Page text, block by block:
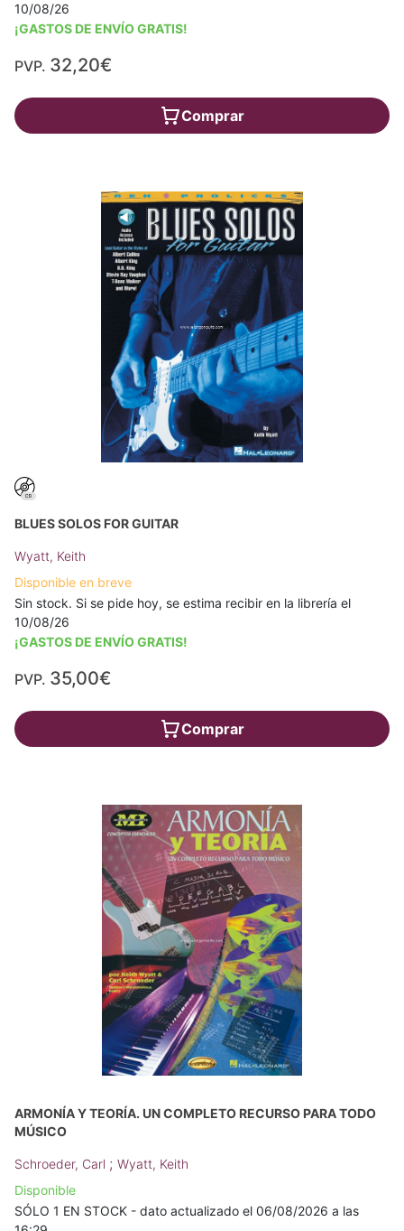
10/08/26
¡GASTOS DE ENVÍO GRATIS!
PVP. 32,20€
Comprar
BLUES SOLOS FOR GUITAR
Wyatt, Keith
Disponible en breve
Sin stock. Si se pide hoy, se estima recibir en la librería el
10/08/26
¡GASTOS DE ENVÍO GRATIS!
PVP. 35,00€
Comprar
ARMONÍA Y TEORÍA. UN COMPLETO RECURSO PARA TODO
MÚSICO
Schroeder, Carl ; Wyatt, Keith
Disponible
SÓLO 1 EN STOCK - dato actualizado el 06/08/2026 a las